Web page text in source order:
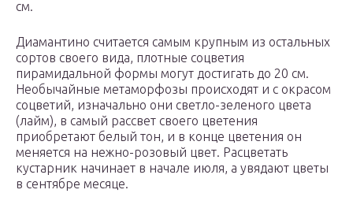
см.
Диамантино считается самым крупным из остальных
сортов своего вида, плотные соцветия
пирамидальной формы могут достигать до 20 см.
Необычайные метаморфозы происходят и с окрасом
соцветий, изначально они светло-зеленого цвета
(лайм), в самый рассвет своего цветения
приобретают белый тон, и в конце цветения он
меняется на нежно-розовый цвет. Расцветать
кустарник начинает в начале июля, а увядают цветы
в сентябре месяце.